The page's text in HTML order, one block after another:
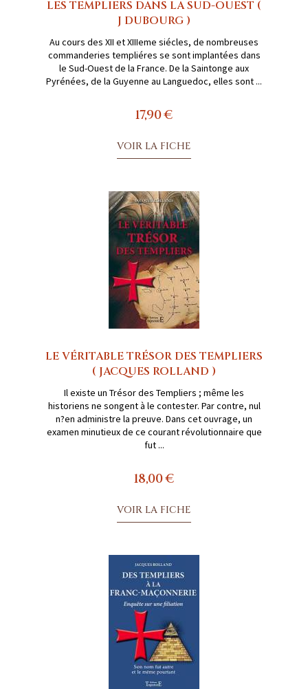
LES TEMPLIERS DANS LA SUD-OUEST (
J DUBOURG )
Au cours des XII et XIIIeme siécles, de nombreuses
commanderies templiéres se sont implantées dans
le Sud-Ouest de la France. De la Saintonge aux
Pyrénées, de la Guyenne au Languedoc, elles sont ...
17,90 €
VOIR LA FICHE
LE VÉRITABLE TRÉSOR DES TEMPLIERS
( JACQUES ROLLAND )
Il existe un Trésor des Templiers ; même les
historiens ne songent à le contester. Par contre, nul
n?en administre la preuve. Dans cet ouvrage, un
examen minutieux de ce courant révolutionnaire que
fut ...
18,00 €
VOIR LA FICHE